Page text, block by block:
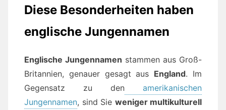
Diese Besonderheiten haben
englische Jungennamen
Englische Jungennamen stammen aus Groß-
Britannien, genauer gesagt aus England. Im
Gegensatz zu den amerikanischen
Jungennamen, sind Sie weniger multikulturell